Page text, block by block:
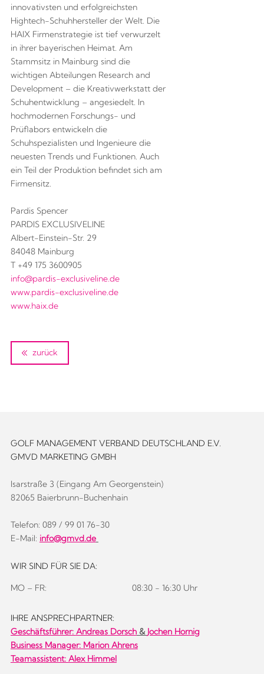
innovativsten und erfolgreichsten
Hightech-Schuhhersteller der Welt. Die
HAIX Firmenstrategie ist tief verwurzelt
in ihrer bayerischen Heimat. Am
Stammsitz in Mainburg sind die
wichtigen Abteilungen Research and
Development – die Kreativwerkstatt der
Schuhentwicklung – angesiedelt. In
hochmodernen Forschungs- und
Prüflabors entwickeln die
Schuhspezialisten und Ingenieure die
neuesten Trends und Funktionen. Auch
ein Teil der Produktion befindet sich am
Firmensitz.
Pardis Spencer
PARDIS EXCLUSIVELINE
Albert-Einstein-Str. 29
84048 Mainburg
T +49 175 3600905
info@pardis-exclusiveline.de
www.pardis-exclusiveline.de
www.haix.de
zurück
GOLF MANAGEMENT VERBAND DEUTSCHLAND E.V.
GMVD MARKETING GMBH
Isarstraße 3 (Eingang Am Georgenstein)
82065 Baierbrunn-Buchenhain
Telefon: 089 / 99 01 76-30
E-Mail: info@gmvd.de
WIR SIND FÜR SIE DA:
MO – FR: 08:30 - 16:30 Uhr
IHRE ANSPRECHPARTNER:
Geschäftsführer: Andreas Dorsch& Jochen Hornig
Business Manager: Marion Ahrens
Teamassistent: Alex Himmel